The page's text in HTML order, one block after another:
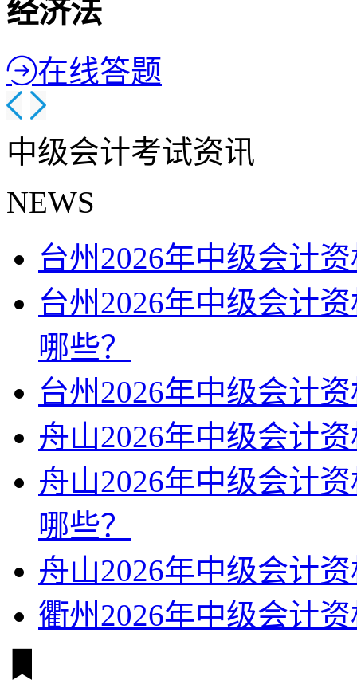
经济法
在线答题
中级会计考试资讯
NEWS
台州2026年中级会计
台州2026年中级会计
哪些？
台州2026年中级会计
舟山2026年中级会计
舟山2026年中级会计
哪些？
舟山2026年中级会计
衢州2026年中级会计